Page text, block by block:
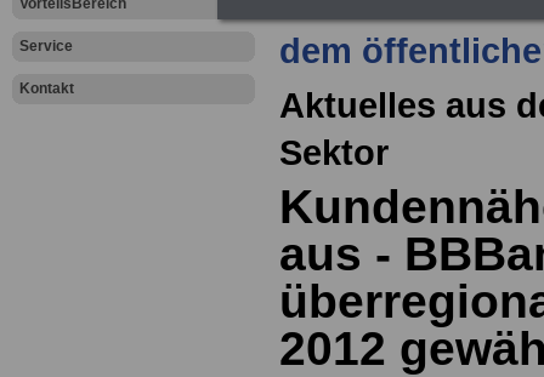
VorteilsBereich
Service
Kontakt
dem
Aktuelles aus
Sektor
aus -
2012